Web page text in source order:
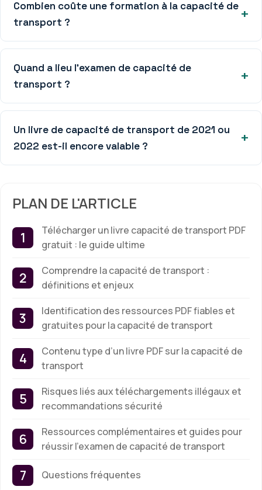
Combien coûte une formation à la capacité de
transport ?
Quand a lieu l’examen de capacité de
transport ?
Un livre de capacité de transport de 2021 ou
2022 est-il encore valable ?
PLAN DE L'ARTICLE
Télécharger un livre capacité de transport PDF
gratuit : le guide ultime
Comprendre la capacité de transport :
définitions et enjeux
Identification des ressources PDF fiables et
gratuites pour la capacité de transport
Contenu type d’un livre PDF sur la capacité de
transport
Risques liés aux téléchargements illégaux et
recommandations sécurité
Ressources complémentaires et guides pour
réussir l’examen de capacité de transport
Questions fréquentes